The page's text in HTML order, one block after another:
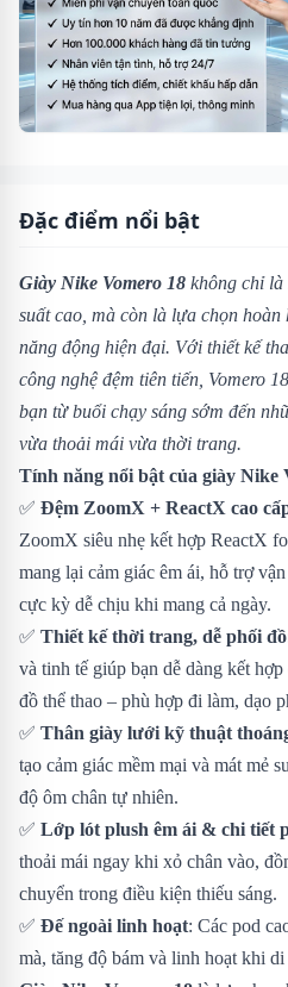
Đặc điểm nổi bật
Giày Nike Vomero 18 không chỉ là
suất cao, mà còn là lựa chọn hoàn
năng động hiện đại. Với thiết kế
công nghệ đệm tiên tiến, Vomero
bạn từ buổi chạy sáng sớm đến
vừa thoải mái vừa thời trang.
Tính năng nổi bật của giày Nike
✅ Đệm ZoomX + ReactX cao
ZoomX siêu nhẹ kết hợp ReactX
mang lại cảm giác êm ái, hỗ trợ
cực kỳ dễ chịu khi mang cả ngày.
✅ Thiết kế thời trang, dễ phối đồ
và tinh tế giúp bạn dễ dàng kết
đồ thể thao – phù hợp đi làm, dạo
✅ Thân giày lưới kỹ thuật
tạo cảm giác mềm mại và mát mẻ
độ ôm chân tự nhiên.
✅ Lớp lót plush êm ái & chi tiết
thoải mái ngay khi xỏ chân vào,
chuyển trong điều kiện thiếu sáng.
✅ Đế ngoài linh hoạt: Các pod
mà, tăng độ bám và linh hoạt khi